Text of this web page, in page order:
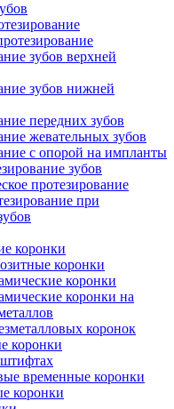
зубов верхней
зубов нижней
передних зубов
жевательных зубов
с опорой на импланты
зубов
протезирование
при
коронки
коронки
коронки
коронки на
коронок
коронки
временные коронки
коронки